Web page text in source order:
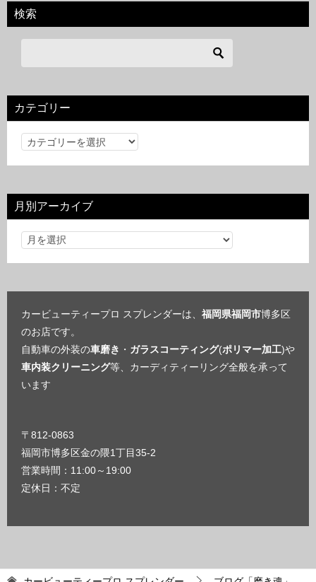
検索
カテゴリー
カ
リ
ー
月別アーカイブ
カービューティープロ スプレンダーは、 福岡県福岡市博多区
のお店です。
自動車の外装の車磨き ・ ガラスコーティング(ポリマー加工)や
車内装クリーニング等、カーディティーリング全般を承って
います
〒812-0863
福岡市博多区金の隈1丁目35-2
営業時間：11:00～19:00
定休日：不定